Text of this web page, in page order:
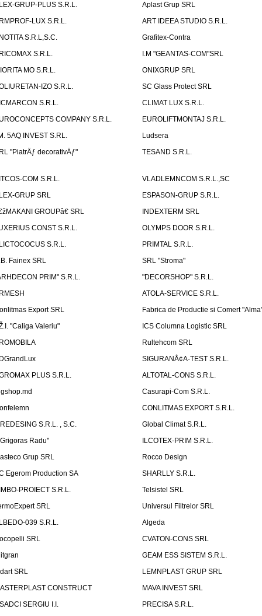
GRUP-PLUS S.R.L.
Aplast Grup SRL
LUX S.R.L.
ART IDEEA STUDIO S.R.L.
S.R.L,S.C.
Grafitex-Contra
S.R.L.
I.M "GEANTAS-COM"SRL
MO S.R.L.
ONIXGRUP SRL
IZO S.R.L.
SC Glass Protect SRL
S.R.L.
CLIMAT LUX S.R.L.
COMPANY S.R.L.
EUROLIFTMONTAJ S.R.L.
5AQ INVEST S.RL.
Ludsera
"PiatrÄƒ decorativÄƒ"
TESAND S.R.L.
COM S.R.L.
VLADLEMNCOM S.R.L.,SC
GRUP SRL
ESPASON-GRUP S.R.L.
GROUPâ€ SRL
INDEXTERM SRL
CONST S.R.L.
OLYMPS DOOR S.R.L.
S.R.L.
PRIMTAL S.R.L.
Fainex SRL
SRL "Stroma"
PRIM" S.R.L.
"DECORSHOP" S.R.L.
ATOLA-SERVICE S.R.L.
Export SRL
Fabrica de Productie si Comert
"Caliga Valeriu"
ICS Columna Logistic SRL
Rultehcom SRL
SIGURANÅ¢A-TEST S.R.L.
PLUS S.R.L.
ALTOTAL-CONS S.R.L.
Casurapi-Com S.R.L.
CONLITMAS EXPORT S.R.L.
S.R.L. , S.C.
Global Climat S.R.L.
Radu''
ILCOTEX-PRIM S.R.L.
Grup SRL
Rocco Design
Egerom Production SA
SHARLLY S.R.L.
PROIECT S.R.L.
Telsistel SRL
SRL
Universul Filtrelor SRL
039 S.R.L.
Algeda
SRL
CVATON-CONS SRL
GEAM ESS SISTEM S.R.L.
SRL
LEMNPLAST GRUP SRL
CONSTRUCT
MAVA INVEST SRL
SERGIU I.I.
PRECISA S.R.L.